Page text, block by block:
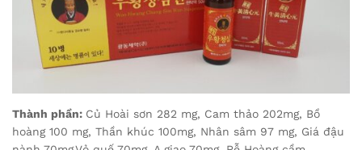
Thành phần: Củ Hoài sơn 282 mg, Cam thảo 202mg, Bồ
hoàng 100 mg, Thần khúc 100mg, Nhân sâm 97 mg, Giá đậu